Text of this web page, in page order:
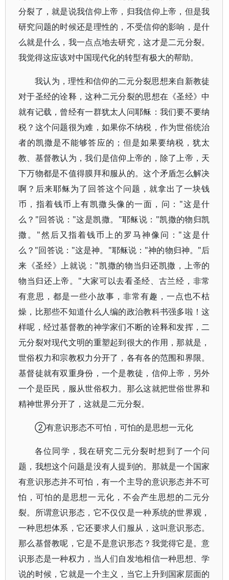
分裂了，就是说我信仰上帝，归我信仰上帝，但是我
研究问题的时候还是理性的，不受信仰的影响，是什
么就是什么，我一点点地去研究，这才是二元分裂。
我觉得这应该对中国现代化的转型有极大的帮助。
我认为，理性和信仰的二元分裂思想来自新教徒
对于圣经的诠释，这种二元分裂的思想在《圣经》中
就有记载，曾经有一群犹太人问耶稣：我们要不要纳
税？这个问题很为难，如果你不纳税，作为世俗统治
者的凯撒是不能够答应的；但是如果要纳税，犹太
教、基督教认为，我们是信仰上帝的，除了上帝，天
下万物都是不值得膜拜和服从的。这个矛盾怎么解决
啊？后来耶稣为了回答这个问题，就拿出了一块钱
币，指着钱币上有凯撒头像的一面，问："这是什
么？"回答说："这是凯撒。"耶稣说："凯撒的物归凯
撒。"然后又指着钱币上的罗马神像问："这是什
么？"回答说："这是神。"耶稣说："神的物归神。"后
来《圣经》上就说："凯撒的物当归还凯撒，上帝的
物当归还上帝。"大家可以去看圣经、古兰经，非常
有意思，都是一些小故事，非常有趣，一点也不枯
燥，比那些不知道什么人编的政治教科书强多啦！这
样呢，经过基督教的神学家们不断的诠释和发挥，二
元分裂对现代文明的重塑起到很大的作用，那就是，
世俗权力和宗教权力分开了，各有各的范围和界限。
基督徒就有双重身份，一个是教徒，信仰上帝，另外
一个是臣民，服从世俗权力。那么这就把世俗世界和
精神世界分开了，这就是二元分裂。
②有意识形态不可怕，可怕的是思想一元化
各位同学，我在研究二元分裂时想到了一个问
题，我想这个问题是没有人提到的。那就是一个国家
有意识形态并不可怕，有一个主导的意识形态并不可
怕，可怕的是思想一元化，不会产生思想的二元分
裂。所谓意识形态，它不仅仅是一种系统的世界观，
一种思想体系，它还要求人们服从，这叫意识形态。
那么基督教呢，它是不是意识形态？我觉得它是。意
识形态是一种权力，当人们自发地相信一种思想、学
说的时候，它就是一个主义，当它上升到国家层面的